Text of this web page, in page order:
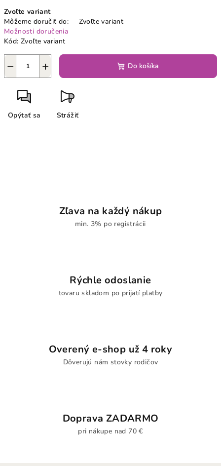
cena:
Zvoľte variant
Môžeme doručiť do:
Zvoľte variant
Možnosti doručenia
Kód: Zvoľte variant
+
− Do košíka
Opýtať sa Strážiť
Zľava na každý nákup
min. 3% po registrácii
Rýchle odoslanie
tovaru skladom po prijatí platby
Overený e-shop už 4 roky
Dôverujú nám stovky rodičov
Doprava ZADARMO
pri nákupe nad 70 €